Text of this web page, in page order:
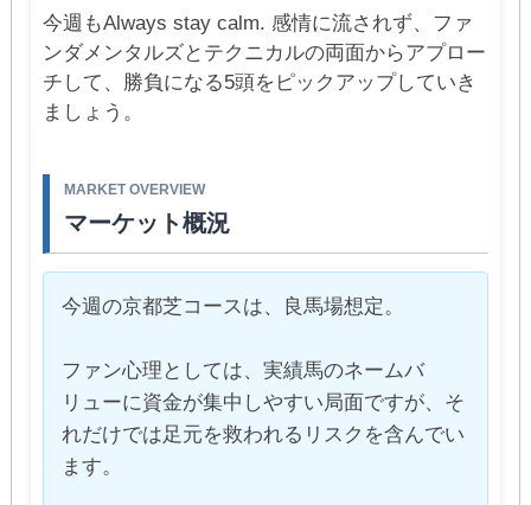
今週もAlways stay calm. 感情に流されず、ファ
ンダメンタルズとテクニカルの両面からアプロー
チして、勝負になる5頭をピックアップしていき
ましょう。
MARKET OVERVIEW
マーケット概況
今週の京都芝コースは、良馬場想定。
ファン心理としては、実績馬のネームバ
リューに資金が集中しやすい局面ですが、そ
れだけでは足元を救われるリスクを含んでい
ます。